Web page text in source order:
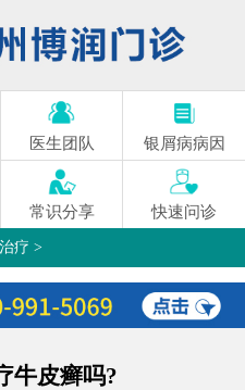
医生团队 银屑病病因
常识分享 快速问诊
疗 >
牛皮癣吗?